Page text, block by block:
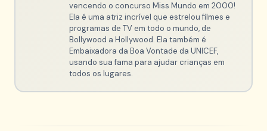
vencendo o concurso Miss Mundo em 2000!
Ela é uma atriz incrível que estrelou filmes e
programas de TV em todo o mundo, de
Bollywood a Hollywood. Ela também é
Embaixadora da Boa Vontade da UNICEF,
usando sua fama para ajudar crianças em
todos os lugares.